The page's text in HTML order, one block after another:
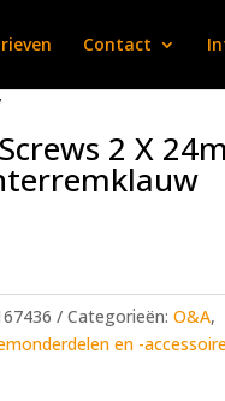
Contact
2 X
Categorieën: O&A,
en -